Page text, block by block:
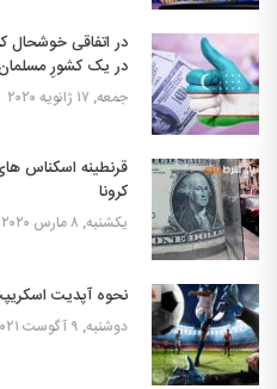
در اتفاقی خوشحال
در یک کشورِ
جمعه, ۱۷ ژانویه ۲۰۲۰
قرنطینه اسکناس
کرونا
یکشنبه, ۸ مارس ۲۰۲۰
نحوه آپدیت
دوشنبه, ۹ آگوست ۲۰۲۱